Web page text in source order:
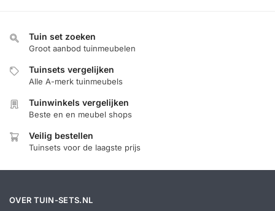
Tuin set zoeken
Groot aanbod tuinmeubelen
Tuinsets vergelijken
Alle A-merk tuinmeubels
Tuinwinkels vergelijken
Beste en en meubel shops
Veilig bestellen
Tuinsets voor de laagste prijs
OVER TUIN-SETS.NL